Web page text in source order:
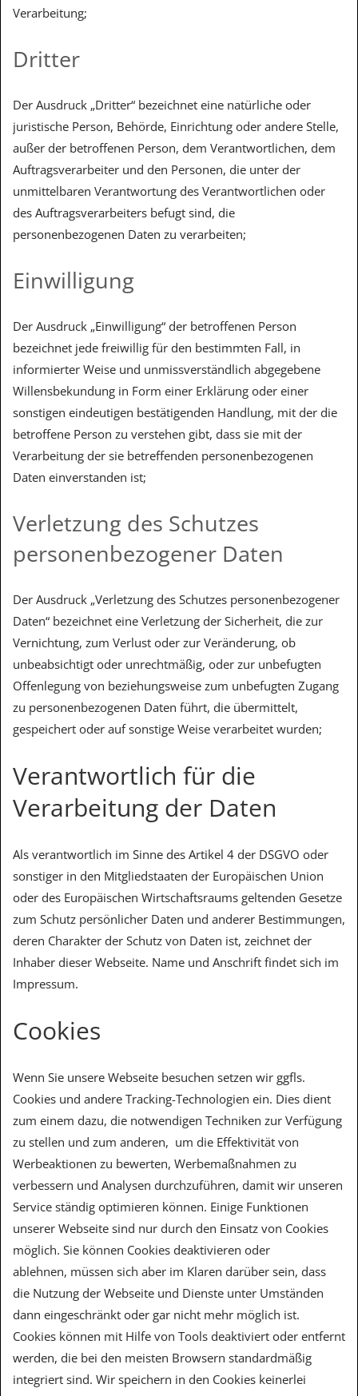
Verarbeitung;
Dritter
Der Ausdruck „Dritter“ bezeichnet eine natürliche oder
juristische Person, Behörde, Einrichtung oder andere Stelle,
außer der betroffenen Person, dem Verantwortlichen, dem
Auftragsverarbeiter und den Personen, die unter der
unmittelbaren Verantwortung des Verantwortlichen oder
des Auftragsverarbeiters befugt sind, die
personenbezogenen Daten zu verarbeiten;
Einwilligung
Der Ausdruck „Einwilligung“ der betroffenen Person
bezeichnet jede freiwillig für den bestimmten Fall, in
informierter Weise und unmissverständlich abgegebene
Willensbekundung in Form einer Erklärung oder einer
sonstigen eindeutigen bestätigenden Handlung, mit der die
betroffene Person zu verstehen gibt, dass sie mit der
Verarbeitung der sie betreffenden personenbezogenen
Daten einverstanden ist;
Verletzung des Schutzes
personenbezogener Daten
Der Ausdruck „Verletzung des Schutzes personenbezogener
Daten“ bezeichnet eine Verletzung der Sicherheit, die zur
Vernichtung, zum Verlust oder zur Veränderung, ob
unbeabsichtigt oder unrechtmäßig, oder zur unbefugten
Offenlegung von beziehungsweise zum unbefugten Zugang
zu personenbezogenen Daten führt, die übermittelt,
gespeichert oder auf sonstige Weise verarbeitet wurden;
Verantwortlich für die
Verarbeitung der Daten
Als verantwortlich im Sinne des Artikel 4 der DSGVO oder
sonstiger in den Mitgliedstaaten der Europäischen Union
oder des Europäischen Wirtschaftsraums geltenden Gesetze
zum Schutz persönlicher Daten und anderer Bestimmungen,
deren Charakter der Schutz von Daten ist, zeichnet der
Inhaber dieser Webseite. Name und Anschrift findet sich im
Impressum.
Cookies
Wenn Sie unsere Webseite besuchen setzen wir ggfls.
Cookies und andere Tracking-Technologien ein. Dies dient
zum einem dazu, die notwendigen Techniken zur Verfügung
zu stellen und zum anderen, um die Effektivität von
Werbeaktionen zu bewerten, Werbemaßnahmen zu
verbessern und Analysen durchzuführen, damit wir unseren
Service ständig optimieren können. Einige Funktionen
unserer Webseite sind nur durch den Einsatz von Cookies
möglich. Sie können Cookies deaktivieren oder
ablehnen, müssen sich aber im Klaren darüber sein, dass
die Nutzung der Webseite und Dienste unter Umständen
dann eingeschränkt oder gar nicht mehr möglich ist.
Cookies können mit Hilfe von Tools deaktiviert oder entfernt
werden, die bei den meisten Browsern standardmäßig
integriert sind. Wir speichern in den Cookies keinerlei